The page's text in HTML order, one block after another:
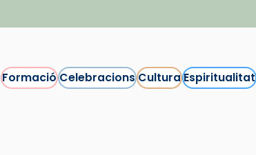
FormacióCelebracionsCulturaEspiritualitat